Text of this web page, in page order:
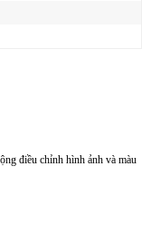
điều chỉnh hình ảnh và màu